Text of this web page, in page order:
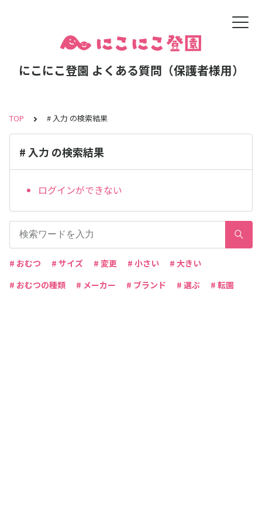
にこにこ登園 よくある質問（保護者様用）
TOP # 入力 の検索結果
# 入力 の検索結果
ログインができない
# おむつ # サイズ # 変更 # 小さい
# 大きい
# おむつの種類
# メーカー # ブランド # 選ぶ # 転園